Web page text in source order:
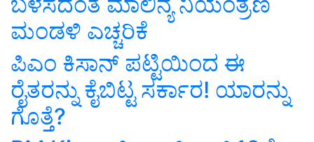
ಮಂಡಳಿ ಎಚ್ಚರಿಕೆ
ಪಿಎಂ ಕಿಸಾನ್‌ ಪಟ್ಟಿಯಿಂದ ಈ
ರೈತರನ್ನು ಕೈಬಿಟ್ಟ ಸರ್ಕಾರ! ಯಾರನ್ನು
ಗೊತ್ತೆ?